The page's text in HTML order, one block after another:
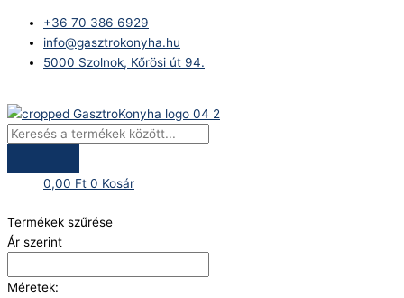
content
+36 70 386 6929
info@gasztrokonyha.hu
5000 Szolnok, Kőrösi út 94.
search
0,00 Ft 0 Kosár
Termékek szűrése
Ár szerint
Méretek: